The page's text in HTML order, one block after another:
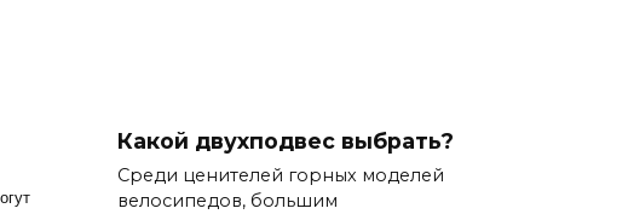
Какой двухподвес выбрать?
Среди ценителей горных моделей
велосипедов, большим